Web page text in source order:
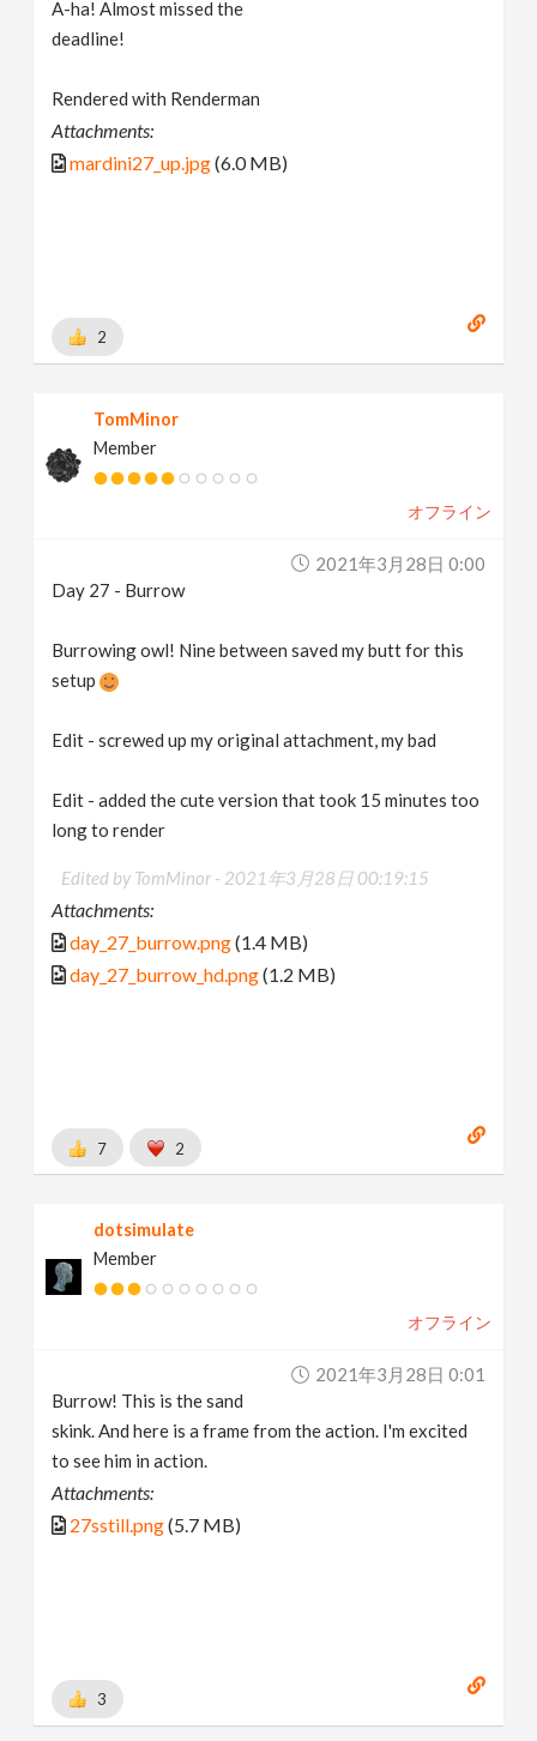
A-ha! Almost missed the
deadline!
Rendered with Renderman
Attachments:
mardini27_up.jpg(6.0 MB)
2
TomMinor
Member
オフライン
2021年3月28日 0:00
Day 27 - Burrow
Burrowing owl! Nine between saved my butt for this
setup
Edit - screwed up my original attachment, my bad
Edit - added the cute version that took 15 minutes too
long to render
Edited by TomMinor - 2021年3月28日 00:19:15
Attachments:
day_27_burrow.png(1.4 MB)
day_27_burrow_hd.png(1.2 MB)
7 2
dotsimulate
Member
オフライン
2021年3月28日 0:01
Burrow! This is the sand
skink. And here is a frame from the action. I'm excited
to see him in action.
Attachments:
27sstill.png(5.7 MB)
3